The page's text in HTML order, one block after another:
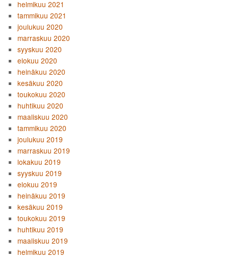
helmikuu 2021
tammikuu 2021
joulukuu 2020
marraskuu 2020
syyskuu 2020
elokuu 2020
heinäkuu 2020
kesäkuu 2020
toukokuu 2020
huhtikuu 2020
maaliskuu 2020
tammikuu 2020
joulukuu 2019
marraskuu 2019
lokakuu 2019
syyskuu 2019
elokuu 2019
heinäkuu 2019
kesäkuu 2019
toukokuu 2019
huhtikuu 2019
maaliskuu 2019
helmikuu 2019